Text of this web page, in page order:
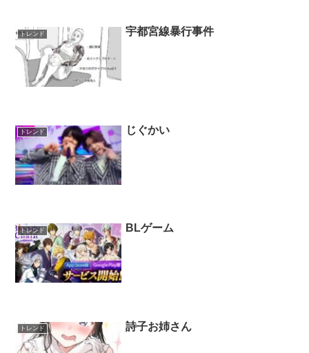
トレンド 宇都宮線暴行事件
トレンド じぐかい
トレンド BLゲーム
トレンド 詩子お姉さん